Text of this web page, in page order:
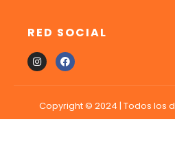
RED SOCIAL
Copyright © 2024 | Todos los